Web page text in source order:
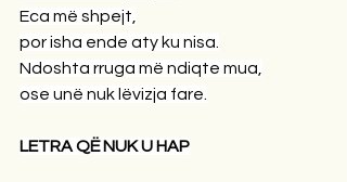
Eca më shpejt,
por isha ende aty ku nisa.
Ndoshta rruga më ndiqte mua,
ose unë nuk lëvizja fare.
LETRA QË NUK U HAP